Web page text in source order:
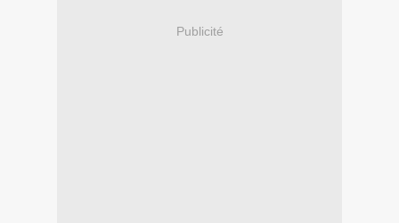
Publicité